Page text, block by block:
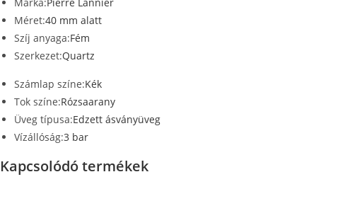
Méret:40 mm alatt
Szíj anyaga:Fém
Szerkezet:Quartz
Számlap színe:Kék
Tok színe:Rózsaarany
Üveg típusa:Edzett ásványüveg
Vízállóság:3 bar
Kapcsolódó termékek